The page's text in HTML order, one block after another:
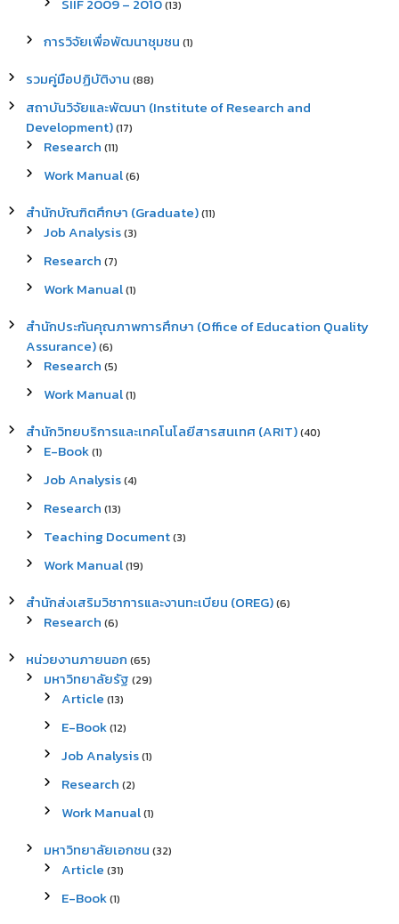
SIIF 2009 – 2010(13)
การวิจัยเพื่อพัฒนาชุมชน (1)
รวมคู่มือปฏิบัติงาน (88)
สถาบันวิจัยและพัฒนา (Institute of Research and
Development)(17)
Research (11)
Work Manual(6)
สำนักบัณฑิตศึกษา (Graduate)(11)
Job Analysis(3)
Research (7)
Work Manual(1)
สำนักประกันคุณภาพการศึกษา (Office of Education Quality
Assurance)(6)
Research (5)
Work Manual(1)
สำนักวิทยบริการและเทคโนโลยีสารสนเทศ (ARIT)(40)
E-Book(1)
Job Analysis(4)
Research (13)
Teaching Document(3)
Work Manual(19)
สำนักส่งเสริมวิชาการและงานทะเบียน (OREG)(6)
Research (6)
หน่วยงานภายนอก (65)
มหาวิทยาลัยรัฐ (29)
Article (13)
E-Book(12)
Job Analysis(1)
Research (2)
Work Manual(1)
มหาวิทยาลัยเอกชน (32)
Article (31)
E-Book(1)